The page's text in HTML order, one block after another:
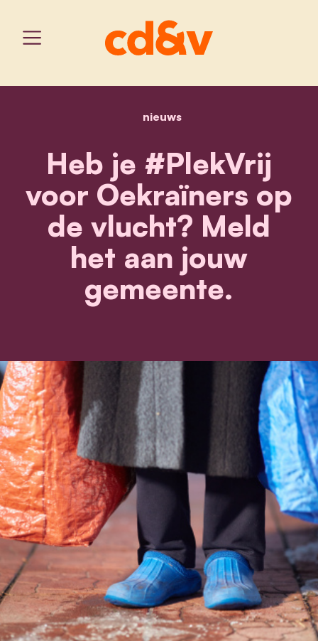
home
nieuwsheb je #plekvrij voor
Heb je #PlekVrij
voor Oekraïners op
de vlucht? Meld
het aan jouw
gemeente.